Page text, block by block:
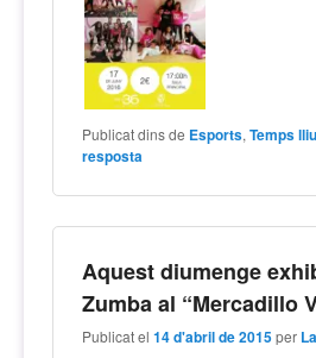
Publicat dins de Esports,Temps
resposta
Aquest diumenge
Zumba al “Mercadillo
Publicat el14 d'abril de 2015 per